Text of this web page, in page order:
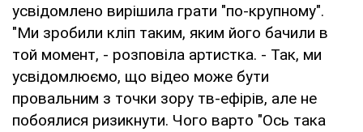
усвідомлено вирішила грати "по-крупному".
"Ми зробили кліп таким, яким його бачили в
той момент, - розповіла артистка. - Так, ми
усвідомлюємо, що відео може бути
провальним з точки зору тв-ефірів, але не
побоялися ризикнути. Чого варто "Ось така